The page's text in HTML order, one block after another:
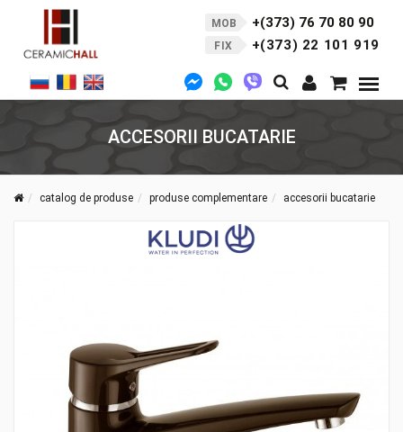
MOB +(373) 76 70 80 90
FIX +(373) 22 101 919
ACCESORII BUCATARIE
catalog de produse produse complementare accesorii bucatarie